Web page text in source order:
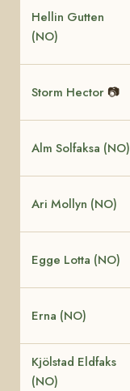
Hellin Gutten
(NO)
Storm Hector 📷
Alm Solfaksa (NO)
Ari Mollyn (NO)
Egge Lotta (NO)
Erna (NO)
Kjölstad Eldfaks
(NO)